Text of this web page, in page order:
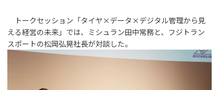
トークセッション「タイヤ×データ×デジタル管理から見
える経営の未来」では、ミシュラン田中常務と、フジトラン
スポートの松岡弘晃社長が対談した。